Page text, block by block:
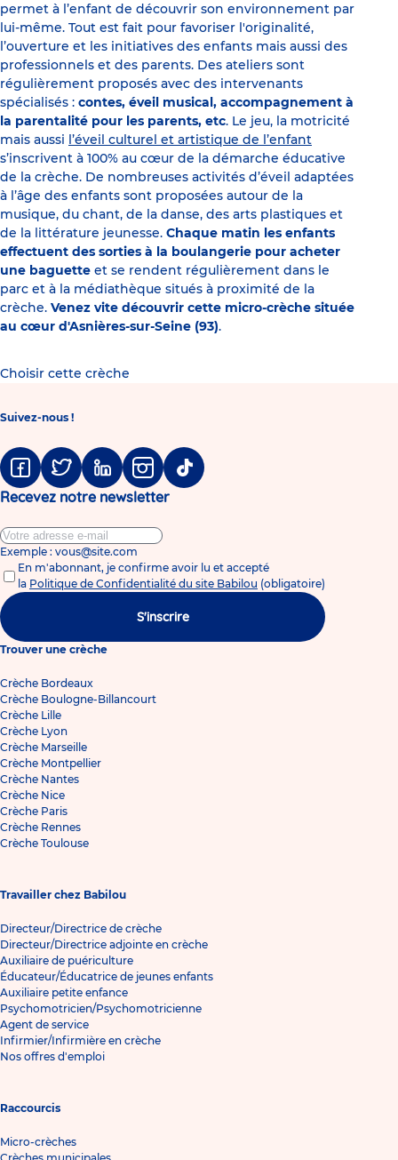
permet à l’enfant de découvrir son environnement par
lui-même. Tout est fait pour favoriser l'originalité,
l’ouverture et les initiatives des enfants mais aussi des
professionnels et des parents. Des ateliers sont
régulièrement proposés avec des intervenants
spécialisés : contes, éveil musical, accompagnement à
la parentalité pour les parents, etc. Le jeu, la motricité
mais aussi l’éveil culturel et artistique de l’enfant
s’inscrivent à 100% au cœur de la démarche éducative
de la crèche. De nombreuses activités d’éveil adaptées
à l’âge des enfants sont proposées autour de la
musique, du chant, de la danse, des arts plastiques et
de la littérature jeunesse. Chaque matin les enfants
effectuent des sorties à la boulangerie pour acheter
une baguette et se rendent régulièrement dans le
parc et à la médiathèque situés à proximité de la
crèche. Venez vite découvrir cette micro-crèche située
au cœur d'Asnières-sur-Seine (93).
Choisir cette crèche
Suivez-nous !
FacebookTwitter LinkedinInstagramTiktok
Recevez notre newsletter
Exemple : vous@site.com
En m'abonnant, je confirme avoir lu et accepté
la Politique de Confidentialité du site Babilou (obligatoire)
S'inscrire
Trouver une crèche
Crèche Bordeaux
Crèche Boulogne-Billancourt
Crèche Lille
Crèche Lyon
Crèche Marseille
Crèche Montpellier
Crèche Nantes
Crèche Nice
Crèche Paris
Crèche Rennes
Crèche Toulouse
Travailler chez Babilou
Directeur/Directrice de crèche
Directeur/Directrice adjointe en crèche
Auxiliaire de puériculture
Éducateur/Éducatrice de jeunes enfants
Auxiliaire petite enfance
Psychomotricien/Psychomotricienne
Agent de service
Infirmier/Infirmière en crèche
Nos offres d'emploi
Raccourcis
Micro-crèches